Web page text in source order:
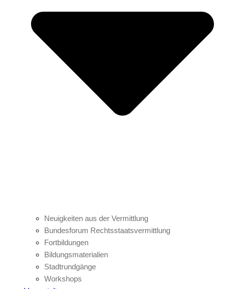
Neuigkeiten aus der Vermittlung
Bundesforum Rechtsstaatsvermittlung
Fortbildungen
Bildungsmaterialien
Stadtrundgänge
Workshops